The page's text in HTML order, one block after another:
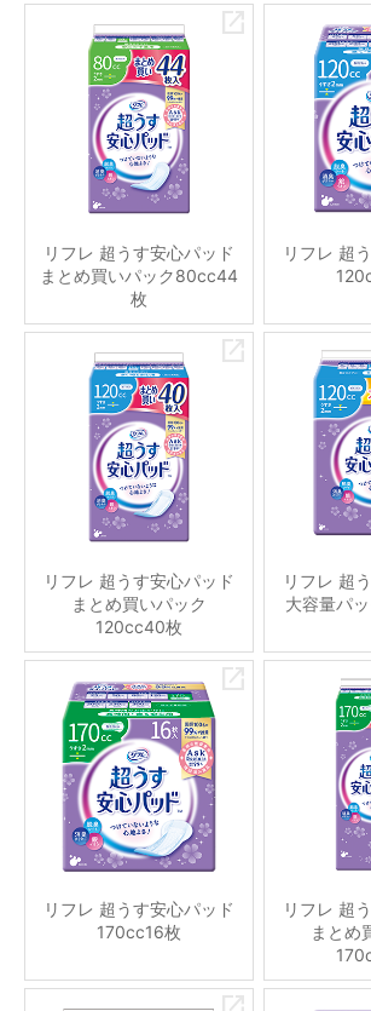
リフレ 超うす安心パッド
まとめ買いパック80cc44
枚
リフレ 超
リフレ 超うす安心パッド
まとめ買いパック
120cc40枚
リフレ 超
大容量パ
リフレ 超うす安心パッド
170cc16枚
リフレ 超
まとめ